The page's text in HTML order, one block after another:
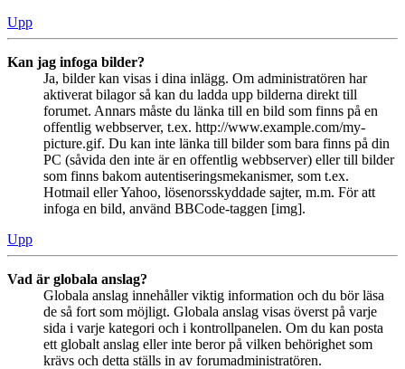
Upp
Kan jag infoga bilder?
Ja, bilder kan visas i dina inlägg. Om administratören har
aktiverat bilagor så kan du ladda upp bilderna direkt till
forumet. Annars måste du länka till en bild som finns på en
offentlig webbserver, t.ex. http://www.example.com/my-
picture.gif. Du kan inte länka till bilder som bara finns på din
PC (såvida den inte är en offentlig webbserver) eller till bilder
som finns bakom autentiseringsmekanismer, som t.ex.
Hotmail eller Yahoo, lösenorsskyddade sajter, m.m. För att
infoga en bild, använd BBCode-taggen [img].
Upp
Vad är globala anslag?
Globala anslag innehåller viktig information och du bör läsa
de så fort som möjligt. Globala anslag visas överst på varje
sida i varje kategori och i kontrollpanelen. Om du kan posta
ett globalt anslag eller inte beror på vilken behörighet som
krävs och detta ställs in av forumadministratören.